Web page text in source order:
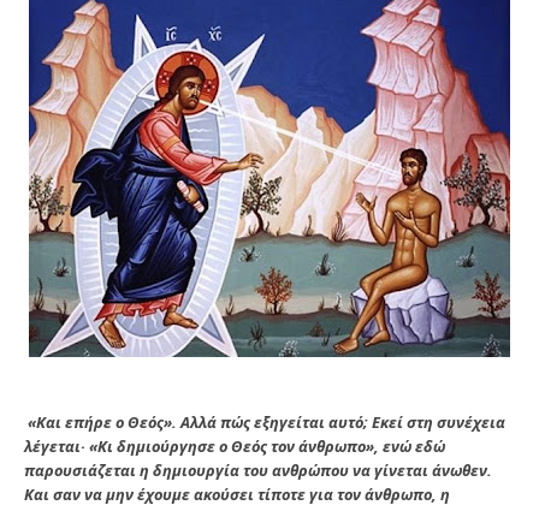
«Και επήρε ο Θεός». Αλλά πώς εξηγείται αυτό; Εκεί στη συνέχεια
λέγεται· «Κι δημιούργησε ο Θεός τον άνθρωπο», ενώ εδώ
παρουσιάζεται η δημιουργία του ανθρώ­που να γίνεται άνωθεν.
Και σαν να μην έχουμε ακούσει τί­ποτε για τον άνθρωπο, η